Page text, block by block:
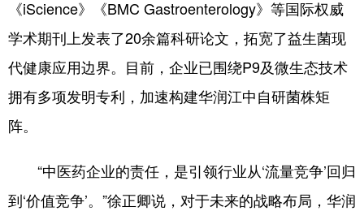
《iScience》《BMC Gastroenterology》等国际权威
学术期刊上发表了20余篇科研论文，拓宽了益生菌现
代健康应用边界。目前，企业已围绕P9及微生态技术
拥有多项发明专利，加速构建华润江中自研菌株矩
阵。
“中医药企业的责任，是引领行业从‘流量竞争’回归
到‘价值竞争’。”徐正卿说，对于未来的战略布局，华润